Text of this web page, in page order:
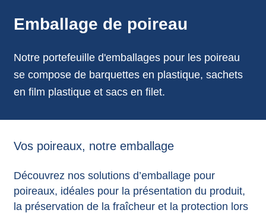
Emballage de poireau
Notre portefeuille d'emballages pour les poireau
se compose de barquettes en plastique, sachets
en film plastique et sacs en filet.
Vos poireaux, notre emballage
Découvrez nos solutions d’emballage pour
poireaux, idéales pour la présentation du produit,
la préservation de la fraîcheur et la protection lors